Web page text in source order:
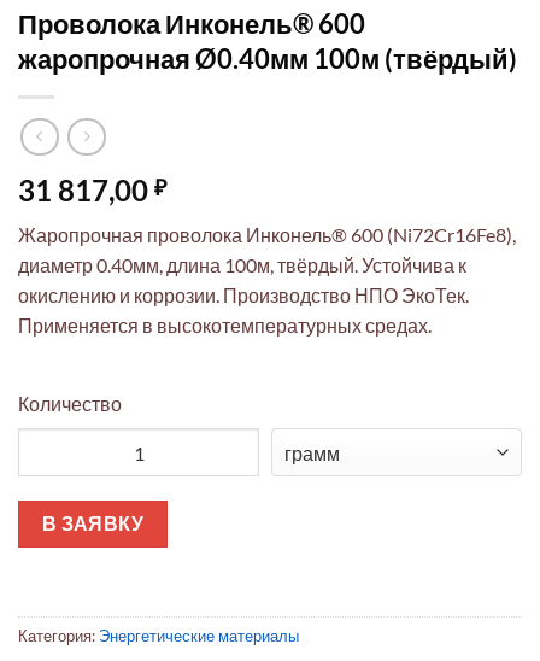
Проволока Инконель® 600
жаропрочная Ø0.40мм 100м (твёрдый)
31 817,00 ₽
Жаропрочная проволока Инконель® 600 (Ni72Cr16Fe8),
диаметр 0.40мм, длина 100м, твёрдый. Устойчива к
окислению и коррозии. Производство НПО ЭкоТек.
Применяется в высокотемпературных средах.
Количество
В ЗАЯВКУ
Категория: Энергетические материалы